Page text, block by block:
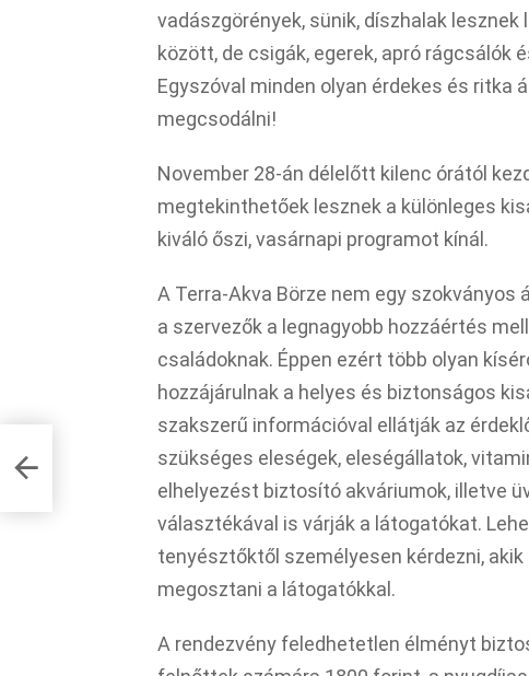
vadászgörények, sünik, díszhalak
között, de csigák, egerek, apró rágcsálók
Egyszóval minden olyan érdekes és ritka
megcsodálni!
November 28-án délelőtt kilenc órától
megtekinthetőek lesznek a különleges
kiváló őszi, vasárnapi programot kínál.
A Terra-Akva Börze nem egy szokványos
a szervezők a legnagyobb hozzáértés
családoknak. Éppen ezért több olyan
hozzájárulnak a helyes és biztonságos
szakszerű információval ellátják az
szükséges eleségek, eleségállatok,
elhelyezést biztosító akváriumok, illetve
választékával is várják a látogatókat.
tenyésztőktől személyesen kérdezni,
megosztani a látogatókkal.
A rendezvény feledhetetlen élményt